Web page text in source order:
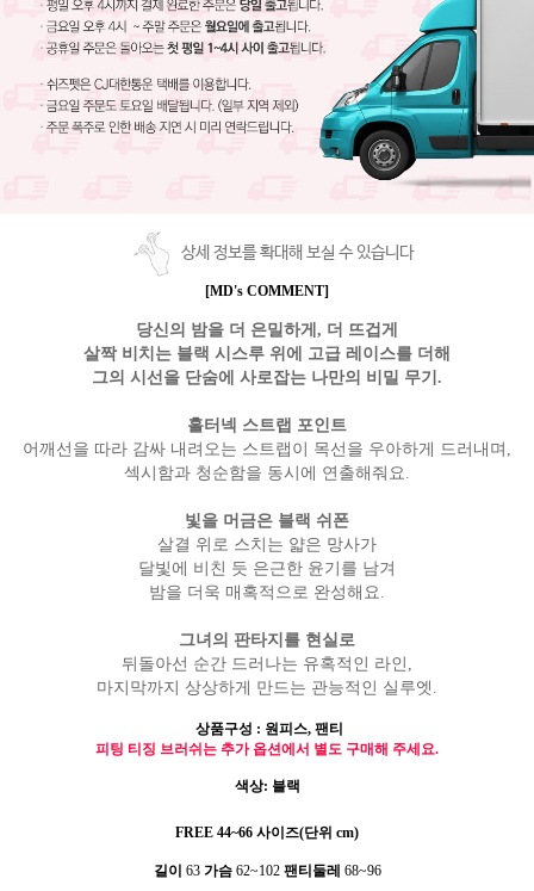
상세 정보를 확대해 보실 수 있습니다
[MD's COMMENT]
당신의 밤을 더 은밀하게, 더 뜨겁게
살짝 비치는 블랙 시스루 위에 고급 레이스를 더해
그의 시선을 단숨에 사로잡는 나만의 비밀 무기.
홀터넥 스트랩 포인트
어깨선을 따라 감싸 내려오는 스트랩이 목선을 우아하게 드러내며,
섹시함과 청순함을 동시에 연출해줘요.
빛을 머금은 블랙 쉬폰
살결 위로 스치는 얇은 망사가
달빛에 비친 듯 은근한 윤기를 남겨
밤을 더욱 매혹적으로 완성해요.
그녀의 판타지를 현실로
뒤돌아선 순간 드러나는 유혹적인 라인,
마지막까지 상상하게 만드는 관능적인 실루엣.
상품구성 : 원피스, 팬티
피팅 티징 브러쉬는 추가 옵션에서 별도 구매해 주세요.
색상: 블랙
FREE 44~66 사이즈(단위 cm)
길이 63 가슴62~102 팬티둘레 68~96